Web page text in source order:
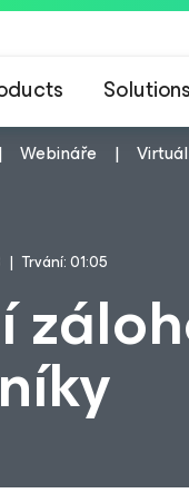
Solutions
Webináře
Trvání: 01:05